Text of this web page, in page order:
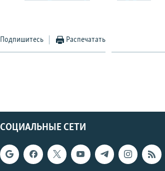
Подпишитесь Распечатать
СОЦИАЛЬНЫЕ СЕТИ